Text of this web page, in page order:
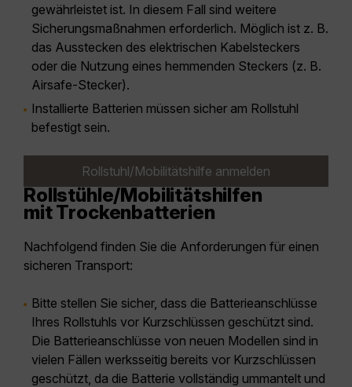
gewährleistet ist. In diesem Fall sind weitere
Sicherungsmaßnahmen erforderlich. Möglich ist z. B.
das Ausstecken des elektrischen Kabelsteckers
oder die Nutzung eines hemmenden Steckers (z. B.
Airsafe-Stecker).
Installierte Batterien müssen sicher am Rollstuhl
befestigt sein.
Rollstuhl/Mobilitätshilfe anmelden
Rollstühle/Mobilitätshilfen
mit Trockenbatterien
Nachfolgend finden Sie die Anforderungen für einen
sicheren Transport:
Bitte stellen Sie sicher, dass die Batterieanschlüsse
Ihres Rollstuhls vor Kurzschlüssen geschützt sind.
Die Batterieanschlüsse von neuen Modellen sind in
vielen Fällen werksseitig bereits vor Kurzschlüssen
geschützt, da die Batterie vollständig ummantelt und